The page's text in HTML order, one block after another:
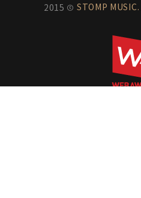
2015 © STOMP MUSIC.